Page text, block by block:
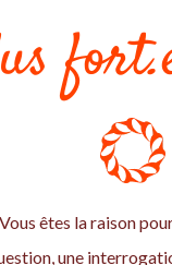
êtes la raison
une